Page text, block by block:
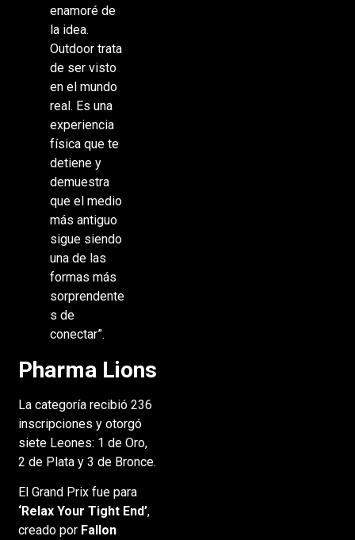
enamoré de
la idea.
Outdoor trata
de ser visto
en el mundo
real. Es una
experiencia
física que te
detiene y
demuestra
que el medio
más antiguo
sigue siendo
una de las
formas más
sorprendente
s de
conectar”.
Pharma Lions
La categoría recibió 236
inscripciones y otorgó
siete Leones: 1 de Oro,
2 de Plata y 3 de Bronce.
El Grand Prix fue para
‘Relax Your Tight End’,
creado por Fallon